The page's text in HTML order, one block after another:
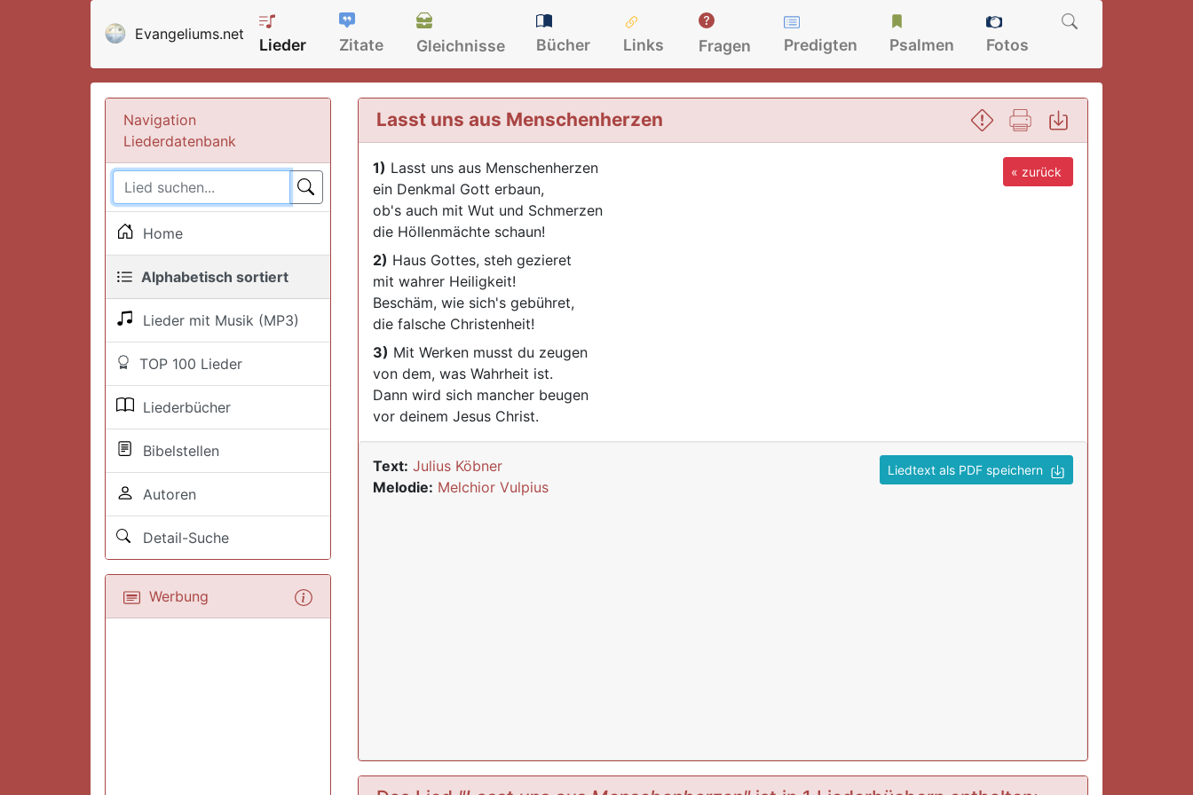
Evangeliums.net
Lieder Zitate Gleichnisse Bücher Links Fragen Predigten Psalmen Fotos
Navigation
Liederdatenbank
Home
Alphabetisch sortiert
Lieder mit Musik (MP3)
TOP 100 Lieder
Liederbücher
Bibelstellen
Autoren
Detail-Suche
Werbung
Lasst uns aus Menschenherzen
« zurück
1) Lasst uns aus Menschenherzen
ein Denkmal Gott erbaun,
ob's auch mit Wut und Schmerzen
die Höllenmächte schaun!
2) Haus Gottes, steh gezieret
mit wahrer Heiligkeit!
Beschäm, wie sich's gebühret,
die falsche Christenheit!
3) Mit Werken musst du zeugen
von dem, was Wahrheit ist.
Dann wird sich mancher beugen
vor deinem Jesus Christ.
Liedtext als PDF speichern
Text: Julius Köbner
Melodie: Melchior Vulpius